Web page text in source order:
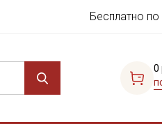
Бесплатно
0